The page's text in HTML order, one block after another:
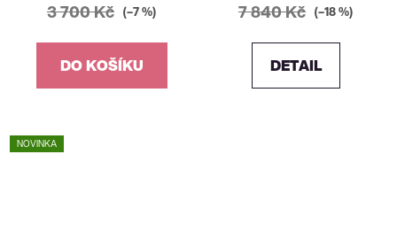
3 700 Kč (–7 %)
DO KOŠÍKU
7 840 Kč (–18 %)
DETAIL
NOVINKA